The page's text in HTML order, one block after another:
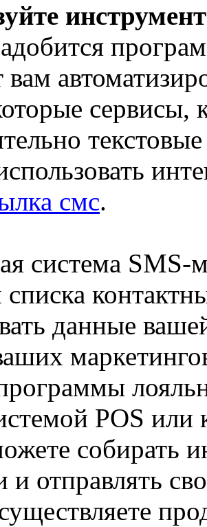
сервисы,
смс.
система SMS-
списка
данные
POS или
собирать
отправлять